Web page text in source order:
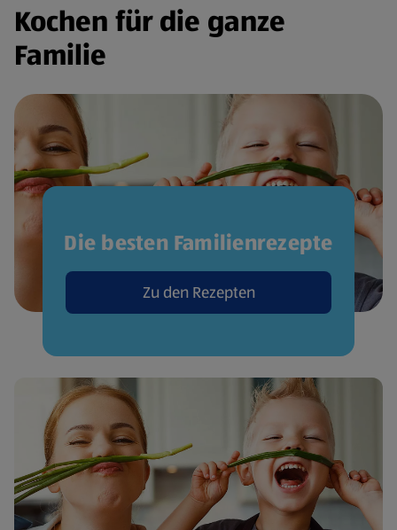
Kochen für die ganze
Familie
Die besten Familienrezepte
Zu den Rezepten